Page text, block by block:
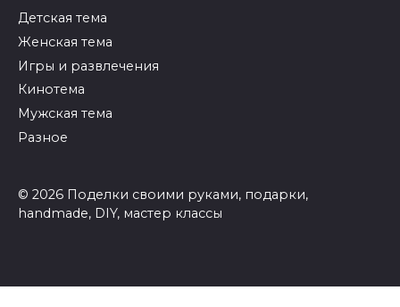
Детская тема
Женская тема
Игры и развлечения
Кинотема
Мужская тема
Разное
© 2026 Поделки своими руками, подарки,
handmade, DIY, мастер классы